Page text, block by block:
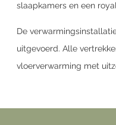
slaapkamers en een
De
uitgevoerd. Alle
vloerverwarming met